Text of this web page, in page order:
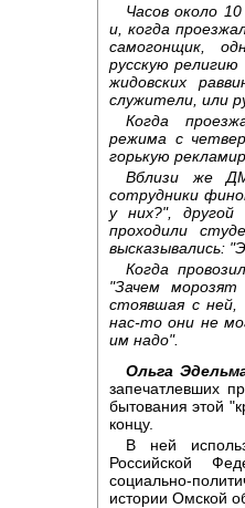
Часов около
и, когда
самогонщик,
русскую
жидовских
служители, или
Когда
режима с
горькую
Вблизи же
сотрудники
у них?", другой
проходили
высказывались:
Когда
"Зачем
стоявшая с
нас-то они не
им надо".
Ольга
запечатлевших
бытования этой
концу.
В ней
Российской
социально-
истории Омской